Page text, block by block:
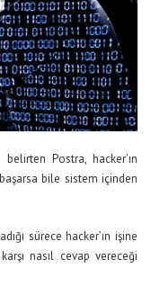
Postra, hacker’ın
bile sistem içinden
sürece hacker’ın işine
nasıl cevap vereceği